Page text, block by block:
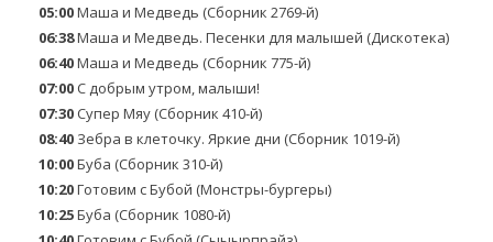
05:00Маша и Медведь (Сборник 2769-й)
06:38Маша и Медведь. Песенки для малышей (Дискотека)
06:40Маша и Медведь (Сборник 775-й)
07:00С добрым утром, малыши!
07:30Супер Мяу (Сборник 410-й)
08:40 Зебра в клеточку. Яркие дни (Сборник 1019-й)
10:00Буба (Сборник 310-й)
10:20Готовим с Бубой (Монстры-бургеры)
10:25Буба (Сборник 1080-й)